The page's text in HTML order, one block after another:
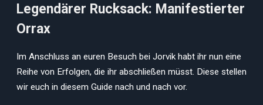
Legendärer Rucksack: Manifestierter
Orrax
Im Anschluss an euren Besuch bei Jorvik habt ihr nun eine
Reihe von Erfolgen, die ihr abschließen müsst. Diese stellen
wir euch in diesem Guide nach und nach vor.